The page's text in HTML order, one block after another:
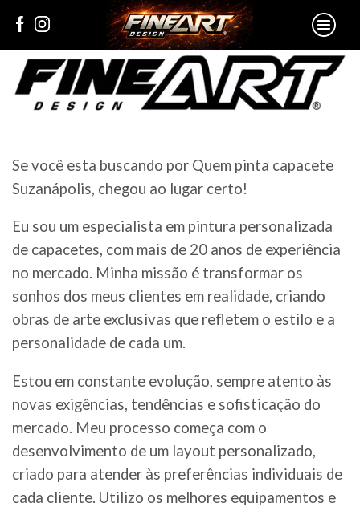
Se você esta buscando por Quem pinta capacete
Suzanápolis, chegou ao lugar certo!
Eu sou um especialista em pintura personalizada
de capacetes, com mais de 20 anos de experiência
no mercado. Minha missão é transformar os
sonhos dos meus clientes em realidade, criando
obras de arte exclusivas que refletem o estilo e a
personalidade de cada um.
Estou em constante evolução, sempre atento às
novas exigências, tendências e sofisticação do
mercado. Meu processo começa com o
desenvolvimento de um layout personalizado,
criado para atender às preferências individuais de
cada cliente. Utilizo os melhores equipamentos e